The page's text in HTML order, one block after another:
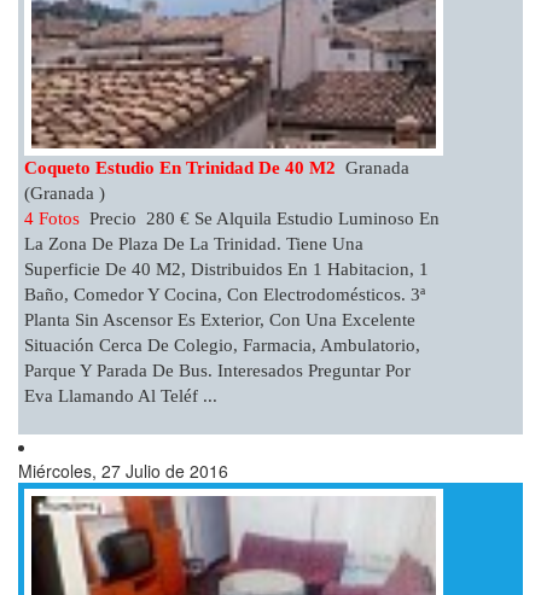
Coqueto Estudio En Trinidad De 40 M2 Granada
(Granada )
4 Fotos Precio 280 € Se Alquila Estudio Luminoso En
La Zona De Plaza De La Trinidad. Tiene Una
Superficie De 40 M2, Distribuidos En 1 Habitacion, 1
Baño, Comedor Y Cocina, Con Electrodomésticos. 3ª
Planta Sin Ascensor Es Exterior, Con Una Excelente
Situación Cerca De Colegio, Farmacia, Ambulatorio,
Parque Y Parada De Bus. Interesados Preguntar Por
Eva Llamando Al Teléf ...
Miércoles, 27 Julio de 2016